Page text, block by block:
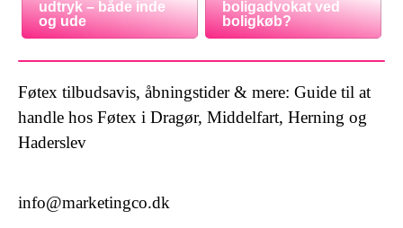
udtryk – både inde
og ude
boligadvokat ved
boligkøb?
Føtex tilbudsavis, åbningstider & mere: Guide til at
handle hos Føtex i Dragør, Middelfart, Herning og
Haderslev
info@marketingco.dk